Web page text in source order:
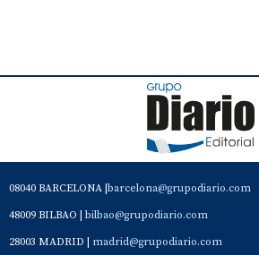
08040 BARCELONA | barcelona@grupodiario.com
48009 BILBAO | bilbao@grupodiario.com
28003 MADRID | madrid@grupodiario.com